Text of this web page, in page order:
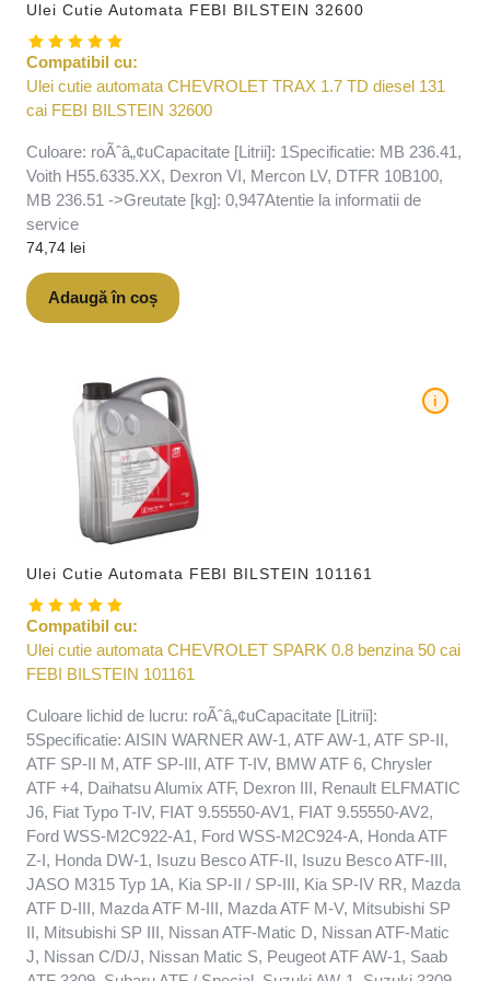
Ulei Cutie Automata FEBI BILSTEIN 32600
Compatibil cu:
Ulei cutie automata CHEVROLET TRAX 1.7 TD diesel 131
cai FEBI BILSTEIN 32600
Culoare: roÃˆâ„¢uCapacitate [Litrii]: 1Specificatie: MB 236.41,
Voith H55.6335.XX, Dexron VI, Mercon LV, DTFR 10B100,
MB 236.51 ->Greutate [kg]: 0,947Atentie la informatii de
service
74,74 lei
Adaugă în coș
Ulei Cutie Automata FEBI BILSTEIN 101161
i
Compatibil cu:
Ulei cutie automata CHEVROLET SPARK 0.8 benzina 50 cai
FEBI BILSTEIN 101161
Culoare lichid de lucru: roÃˆâ„¢uCapacitate [Litrii]:
5Specificatie: AISIN WARNER AW-1, ATF AW-1, ATF SP-II,
ATF SP-II M, ATF SP-III, ATF T-IV, BMW ATF 6, Chrysler
ATF +4, Daihatsu Alumix ATF, Dexron III, Renault ELFMATIC
J6, Fiat Typo T-IV, FIAT 9.55550-AV1, FIAT 9.55550-AV2,
Ford WSS-M2C922-A1, Ford WSS-M2C924-A, Honda ATF
Z-I, Honda DW-1, Isuzu Besco ATF-II, Isuzu Besco ATF-III,
JASO M315 Typ 1A, Kia SP-II / SP-III, Kia SP-IV RR, Mazda
ATF D-III, Mazda ATF M-III, Mazda ATF M-V, Mitsubishi SP
II, Mitsubishi SP III, Nissan ATF-Matic D, Nissan ATF-Matic
J, Nissan C/D/J, Nissan Matic S, Peugeot ATF AW-1, Saab